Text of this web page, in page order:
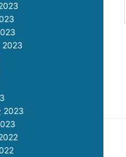
2023
2023